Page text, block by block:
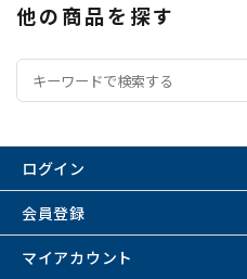
他の商品を探す
ログイン
会員登録
マイアカウント